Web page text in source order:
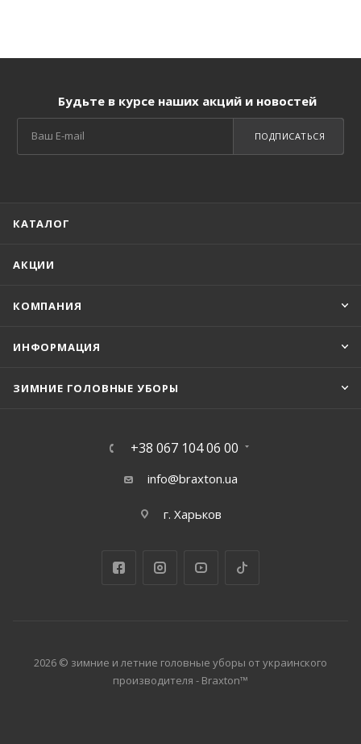
Будьте в курсе наших акций и новостей
ПОДПИСАТЬСЯ
КАТАЛОГ
АКЦИИ
КОМПАНИЯ
ИНФОРМАЦИЯ
ЗИМНИЕ ГОЛОВНЫЕ УБОРЫ
+38 067 104 06 00
info@braxton.ua
г. Харьков
2026 © зимние и летние головные уборы от украинского
производителя - Braxton™